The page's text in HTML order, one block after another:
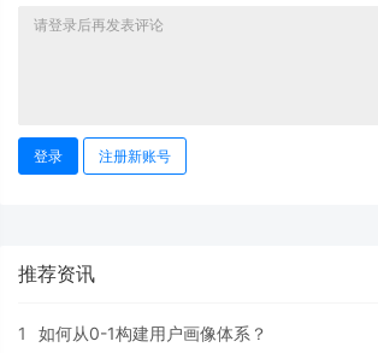
登录 注册新账号
推荐资讯
1 如何从0-1构建用户画像体系？